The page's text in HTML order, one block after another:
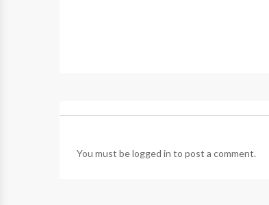
You must belogged in to post a comment.